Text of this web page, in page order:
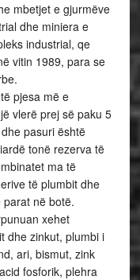
mbetjet e gjurmëve
dhe miniera e
industrial, qe
vitin 1989, para se
pjesa më e
vlerë prej së paku 5
pasuri është
tonë rezerva të
ma të
të plumbit dhe
në botë.
xehet
dhe zinkut, plumbi i
ari, bismut, zink
fosforik, plehra